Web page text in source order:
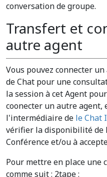
conversation de groupe.
Transfert et
autre agent
Vous pouvez connecter
de Chat pour une
la session à cet Agent
coonecter un autre agent,
l'intermédiaire de le Chat
vérifier la disponibilité de
Conférence et/ou à
Pour mettre en place une
comme suit : 2tape :